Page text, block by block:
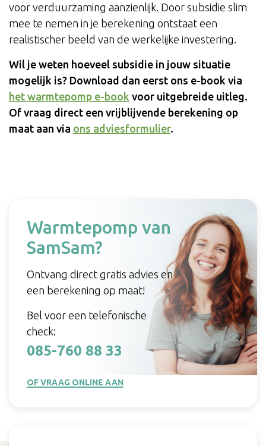
voor verduurzaming aanzienlijk. Door subsidie slim
mee te nemen in je berekening ontstaat een
realistischer beeld van de werkelijke investering.
Wil je weten hoeveel subsidie in jouw situatie
mogelijk is? Download dan eerst ons e-book via
het warmtepomp e-book voor uitgebreide uitleg.
Of vraag direct een vrijblijvende berekening op
maat aan via ons adviesformulier.
Warmtepomp van
SamSam?
Ontvang direct gratis advies en
een berekening op maat!
Bel voor een telefonische
check:
085-760 88 33
OF VRAAG ONLINE AAN